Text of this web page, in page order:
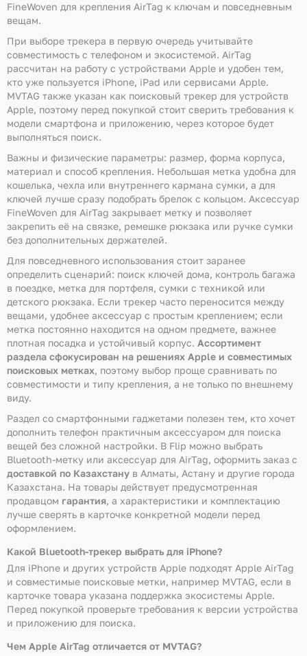
FineWoven для крепления AirTag к ключам и повседневным
вещам.
При выборе трекера в первую очередь учитывайте
совместимость с телефоном и экосистемой. AirTag
рассчитан на работу с устройствами Apple и удобен тем,
кто уже пользуется iPhone, iPad или сервисами Apple.
MVTAG также указан как поисковый трекер для устройств
Apple, поэтому перед покупкой стоит сверить требования к
модели смартфона и приложению, через которое будет
выполняться поиск.
Важны и физические параметры: размер, форма корпуса,
материал и способ крепления. Небольшая метка удобна для
кошелька, чехла или внутреннего кармана сумки, а для
ключей лучше сразу подобрать брелок с кольцом. Аксессуар
FineWoven для AirTag закрывает метку и позволяет
закрепить её на связке, ремешке рюкзака или ручке сумки
без дополнительных держателей.
Для повседневного использования стоит заранее
определить сценарий: поиск ключей дома, контроль багажа
в поездке, метка для портфеля, сумки с техникой или
детского рюкзака. Если трекер часто переносится между
вещами, удобнее аксессуар с простым креплением; если
метка постоянно находится на одном предмете, важнее
плотная посадка и устойчивый корпус. Ассортимент
раздела сфокусирован на решениях Apple и совместимых
поисковых метках, поэтому выбор проще сравнивать по
совместимости и типу крепления, а не только по внешнему
виду.
Раздел со смартфонными гаджетами полезен тем, кто хочет
дополнить телефон практичным аксессуаром для поиска
вещей без сложной настройки. В Flip можно выбрать
Bluetooth-метку или аксессуар для AirTag, оформить заказ с
доставкой по Казахстану в Алматы, Астану и другие города
Казахстана. На товары действует предусмотренная
продавцом гарантия, а характеристики и комплектацию
лучше сверять в карточке конкретной модели перед
оформлением.
Какой Bluetooth-трекер выбрать для iPhone?
Для iPhone и других устройств Apple подходят Apple AirTag
и совместимые поисковые метки, например MVTAG, если в
карточке товара указана поддержка экосистемы Apple.
Перед покупкой проверьте требования к версии устройства
и приложению для поиска.
Чем Apple AirTag отличается от MVTAG?